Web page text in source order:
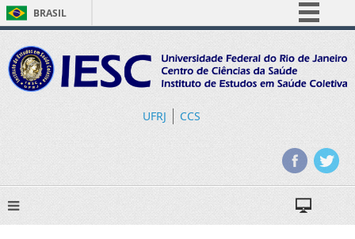
BRASIL
Comunica BR
Participe
UFRJ CCS